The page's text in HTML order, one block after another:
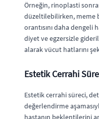
Örneğin, rinoplasti
düzeltilebilirken, meme
orantısını daha
diyet ve egzersizle
alarak vücut hatlarını
Estetik Cerrahi
Estetik cerrahi süreci,
değerlendirme
hastanın beklentilerini